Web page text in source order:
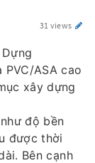
31 views
ASA cao
xây dựng
độ bền
được thời
Bên cạnh